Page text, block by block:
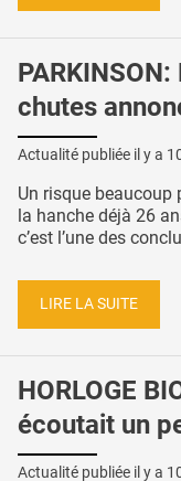
chutes
Actualité publiée il y a
Un risque beaucoup
la hanche déjà 26
c’est l’une des
LIRE LA SUITE
HORLOGE
écoutait un
Actualité publiée il y a